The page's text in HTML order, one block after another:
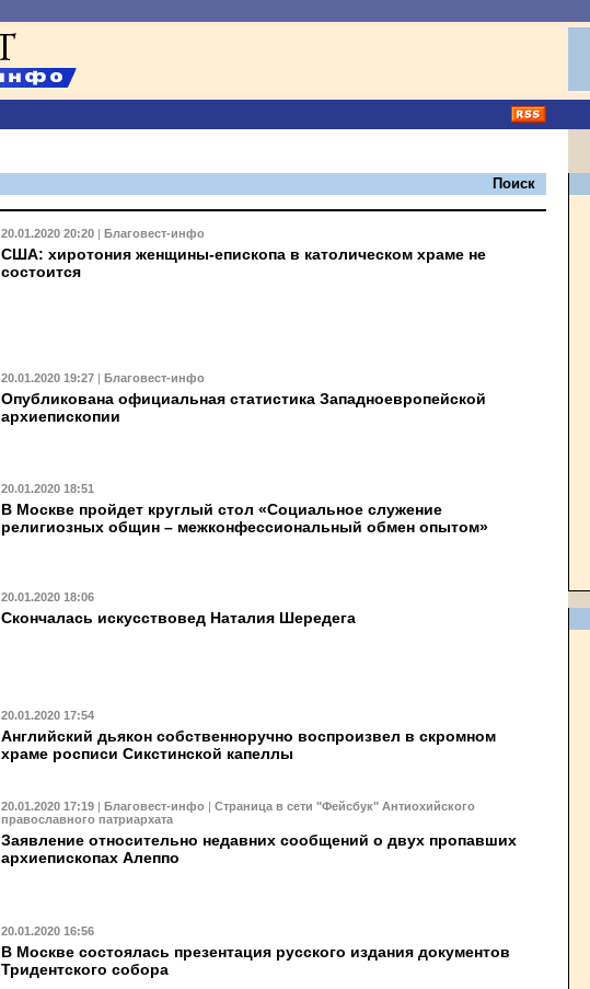
Поиск
20.01.2020 20:20 | Благовест-инфо
США: хиротония женщины-епископа в католическом храме не
состоится
20.01.2020 19:27 | Благовест-инфо
Опубликована официальная статистика Западноевропейской
архиепископии
20.01.2020 18:51
В Москве пройдет круглый стол «Социальное служение
религиозных общин – межконфессиональный обмен опытом»
20.01.2020 18:06
Скончалась искусствовед Наталия Шередега
20.01.2020 17:54
Английский дьякон собственноручно воспроизвел в скромном
храме росписи Сикстинской капеллы
20.01.2020 17:19 Благовест-инфо
Страница в сети "Фейсбук" Антиохийского
православного патриархата
Заявление относительно недавних сообщений о двух пропавших
архиепископах Алеппо
20.01.2020 16:56
В Москве состоялась презентация русского издания документов
Тридентского собора